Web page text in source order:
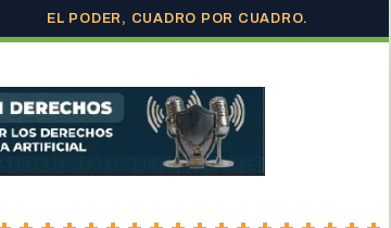
EL PODER, CUADRO POR CUADRO.